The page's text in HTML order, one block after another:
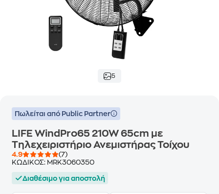
5
Πωλείται από Public Partner
LIFE WindPro65 210W 65cm με
Τηλεχειριστήριο Ανεμιστήρας Τοίχου
4.9
(7)
ΚΩΔΙΚΟΣ: MRK3060350
Διαθέσιμο για αποστολή